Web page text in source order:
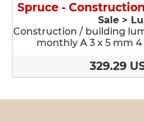
Spruce -
Sale >
Construction / building
monthly A 3 x 5 mm
329.29